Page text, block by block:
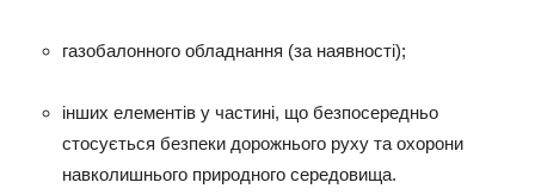
газобалонного обладнання (за наявності);
інших елементів у частині, що безпосередньо
стосується безпеки дорожнього руху та охорони
навколишнього природного середовища.